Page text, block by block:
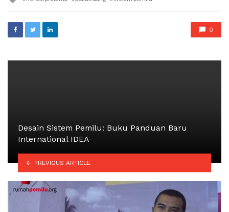
0
Desain Sistem Pemilu: Buku Panduan Baru
International IDEA
PREVIOUS ARTICLE